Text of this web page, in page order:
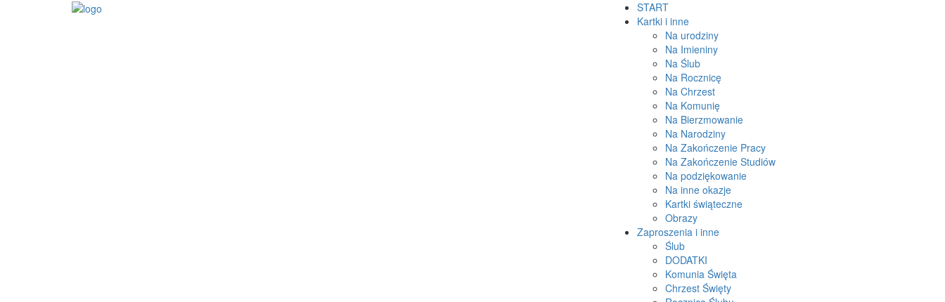
START
Kartki i inne
Na urodziny
Na Imieniny
Na Ślub
Na Rocznicę
Na Chrzest
Na Komunię
Na Bierzmowanie
Na Narodziny
Na Zakończenie Pracy
Na Zakończenie Studiów
Na podziękowanie
Na inne okazje
Kartki świąteczne
Obrazy
Zaproszenia i inne
Ślub
DODATKI
Komunia Święta
Chrzest Święty